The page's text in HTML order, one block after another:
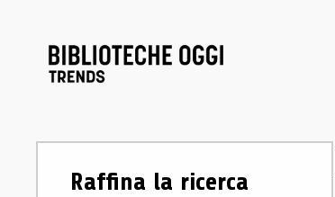
Raffina la ricerca